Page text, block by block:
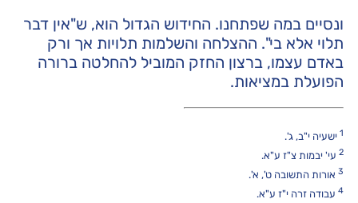
ונסיים במה שפתחנו. החידוש הגדול הוא, ש"אין דבר
תלוי אלא בי". ההצלחה והשלמות תלויות אך ורק
באדם עצמו, ברצון החזק המוביל להחלטה ברורה
הפועלת במציאות.
1 ישעיה י"ב, ג'.
2עי' יבמות צ"ז ע"א.
3אורות התשובה ט', א'.
4עבודה זרה י"ז ע"א.